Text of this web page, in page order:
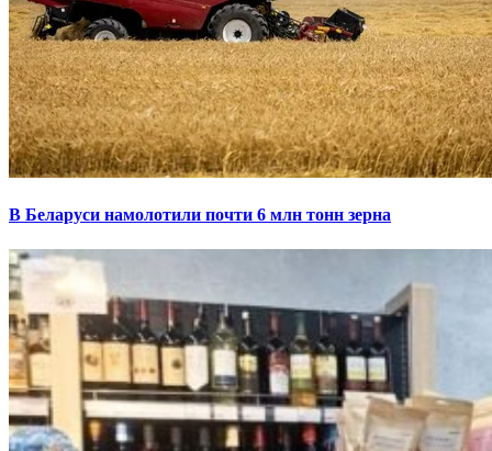
В Беларуси намолотили почти 6 млн тонн зерна